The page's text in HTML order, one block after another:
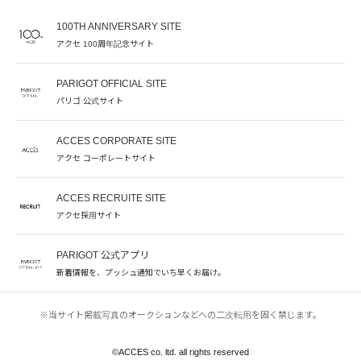
100TH ANNIVERSARY SITE
アクセ 100周年記念サイト
PARIGOT OFFICIAL SITE
パリゴ 公式サイト
ACCES CORPORATE SITE
アクセ コーポレートサイト
ACCES RECRUITE SITE
アクセ採用サイト
PARIGOT 公式アプリ
新着情報を、プッシュ通知でいち早くお届け。
©︎ACCES co. ltd. all rights reserved
※当サイト掲載写真のオークションなどへの二次転用を固く禁じます。